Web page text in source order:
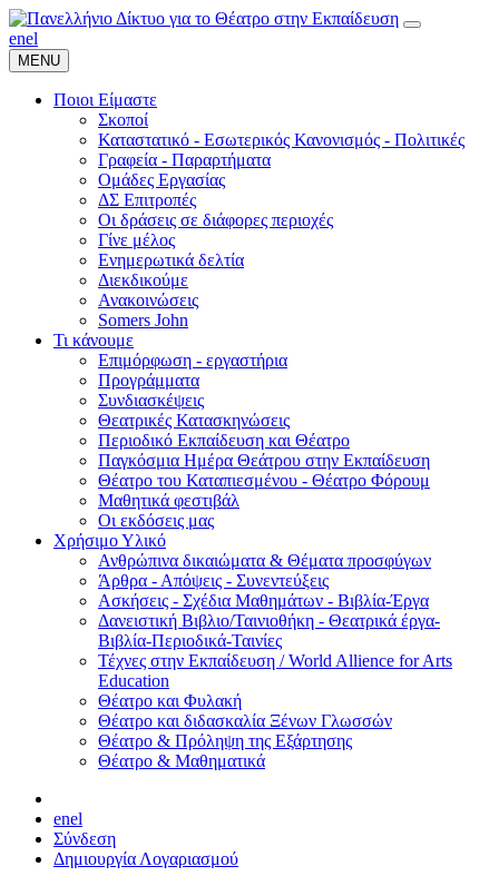
enel
MENU
Ποιοι Είμαστε
Σκοποί
Καταστατικό - Εσωτερικός Κανονισμός - Πολιτικές
Γραφεία - Παραρτήματα
Ομάδες Εργασίας
ΔΣ Επιτροπές
Οι δράσεις σε διάφορες περιοχές
Γίνε μέλος
Ενημερωτικά δελτία
Διεκδικούμε
Ανακοινώσεις
Somers John
Τι κάνουμε
Επιμόρφωση - εργαστήρια
Προγράμματα
Συνδιασκέψεις
Θεατρικές Κατασκηνώσεις
Περιοδικό Εκπαίδευση και Θέατρο
Παγκόσμια Ημέρα Θεάτρου στην Εκπαίδευση
Θέατρο του Καταπιεσμένου - Θέατρο Φόρουμ
Μαθητικά φεστιβάλ
Οι εκδόσεις μας
Χρήσιμο Υλικό
Ανθρώπινα δικαιώματα & Θέματα προσφύγων
Άρθρα - Απόψεις - Συνεντεύξεις
Ασκήσεις - Σχέδια Μαθημάτων - Βιβλία-Έργα
Δανειστική Βιβλιο/Ταινιοθήκη - Θεατρικά έργα-
Βιβλία-Περιοδικά-Ταινίες
Τέχνες στην Εκπαίδευση / World Allience for Arts
Education
Θέατρο και Φυλακή
Θέατρο και διδασκαλία Ξένων Γλωσσών
Θέατρο & Πρόληψη της Εξάρτησης
Θέατρο & Μαθηματικά
enel
Σύνδεση
Δημιουργία Λογαριασμού